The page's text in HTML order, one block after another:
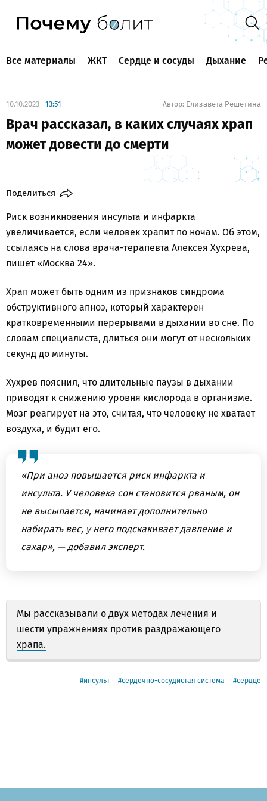
Все материалы ЖКТ Сердце и сосуды Дыхание
10.10.2023 13:51 Автор: Елизавета Решетина
Врач рассказал, в каких случаях храп
может довести до смерти
Поделиться
Риск возникновения инсульта и инфаркта
увеличивается, если человек храпит по ночам. Об этом,
ссылаясь на слова врача-терапевта Алексея Хухрева,
пишет «Москва 24».
Храп может быть одним из признаков синдрома
обструктивного апноэ, который характерен
кратковременными перерывами в дыхании во сне. По
словам специалиста, длиться они могут от нескольких
секунд до минуты.
Хухрев пояснил, что длительные паузы в дыхании
приводят к снижению уровня кислорода в организме.
Мозг реагирует на это, считая, что человеку не хватает
воздуха, и будит его.
«При аноэ повышается риск инфаркта и
инсульта. У человека сон становится рваным, он
не высыпается, начинает дополнительно
набирать вес, у него подскакивает давление и
сахар», — добавил эксперт.
Мы рассказывали о двух методах лечения и
шести упражнениях против раздражающего
храпа.
инсульт сердечно-сосудистая система сердце